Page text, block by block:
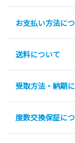
お支払い方法に
送料について
受取方法・納期
度数交換保証に